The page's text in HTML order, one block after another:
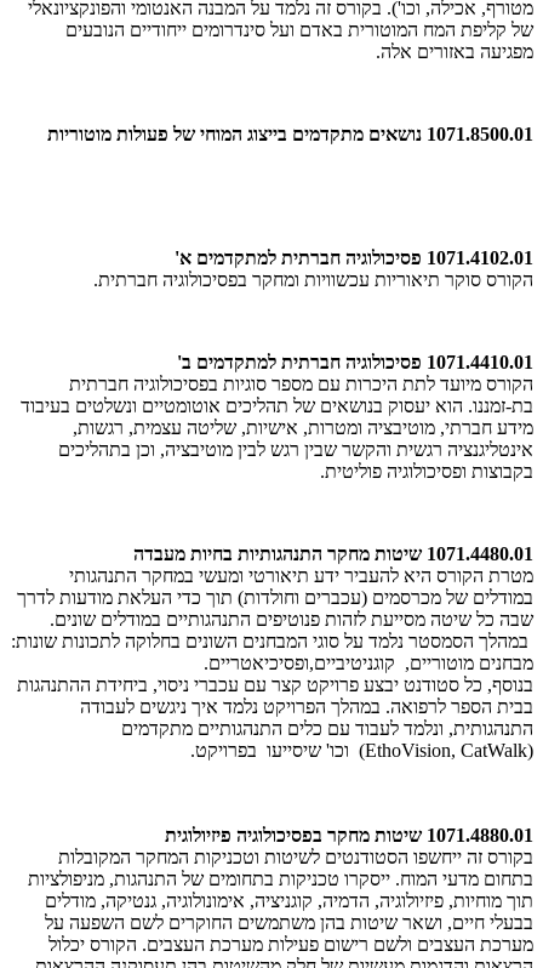
מטורף, אכילה, וכו'). בקורס זה נלמד על המבנה האנטומי והפונקציונאלי
של קליפת המח המוטורית באדם ועל סינדרומים ייחודיים הנובעים
מפגיעה באזורים אלה.
1071.8500.01 נושאים מתקדמים בייצוג המוחי של פעולות מוטוריות
1071.4102.01 פסיכולוגיה חברתית למתקדמים א'
הקורס סוקר תיאוריות עכשוויות ומחקר בפסיכולוגיה חברתית.
1071.4410.01 פסיכולוגיה חברתית למתקדמים ב'
הקורס מיועד לתת היכרות עם מספר סוגיות בפסיכולוגיה חברתית
בת-זמננו. הוא יעסוק בנושאים של תהליכים אוטומטיים ונשלטים בעיבוד
מידע חברתי, מוטיבציה ומטרות, אישיות, שליטה עצמית, רגשות,
אינטליגנציה רגשית והקשר שבין רגש לבין מוטיבציה, וכן בתהליכים
בקבוצות ופסיכולוגיה פוליטית.
1071.4480.01 שיטות מחקר התנהגותיות בחיות מעבדה
מטרת הקורס היא להעביר ידע תיאורטי ומעשי במחקר התנהגותי
במודלים של מכרסמים (עכברים וחולדות) תוך כדי העלאת מודעות לדרך
שבה כל שיטה מסייעת לזהות פנוטיפים התנהגותיים במודלים שונים.
במהלך הסמסטר נלמד על סוגי המבחנים השונים בחלוקה לתכונות שונות:
מבחנים מוטוריים, קוגניטיביים,ופסיכיאטריים.
בנוסף, כל סטודנט יבצע פרויקט קצר עם עכברי ניסוי, ביחידת ההתנהגות
בבית הספר לרפואה. במהלך הפרויקט נלמד איך ניגשים לעבודה
התנהגותית, ונלמד לעבוד עם כלים התנהגותיים מתקדמים
(EthoVision, CatWalk) וכו' שיסייעו בפרויקט.
1071.4880.01 שיטות מחקר בפסיכולוגיה פיזיולוגית
בקורס זה ייחשפו הסטודנטים לשיטות וטכניקות המחקר המקובלות
בתחום מדעי המוח. ייסקרו טכניקות בתחומים של התנהגות, מניפולציות
תוך מוחיות, פיזיולוגיה, הדמיה, קוגניציה, אימונולוגיה, גנטיקה, מודלים
בבעלי חיים, ושאר שיטות בהן משתמשים החוקרים לשם השפעה על
מערכת העצבים ולשם רישום פעילות מערכת העצבים. הקורס יכלול